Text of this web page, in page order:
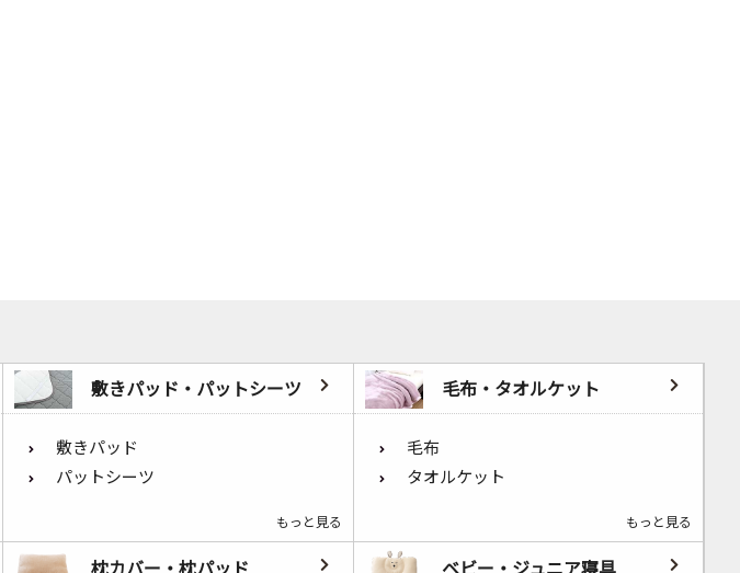
敷きパッド・パットシーツ
敷きパッド
パットシーツ
もっと見る
毛布・タオルケット
毛布
タオルケット
もっと見る
枕カバー・枕パッド ベビー・ジュニア寝具